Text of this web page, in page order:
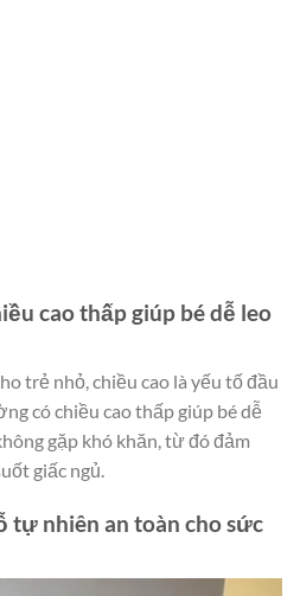
cao thấp giúp bé dễ leo
trẻ nhỏ, chiều cao là yếu tố đầu
có chiều cao thấp giúp bé dễ
gặp khó khăn, từ đó đảm
giấc ngủ.
tự nhiên an toàn cho sức